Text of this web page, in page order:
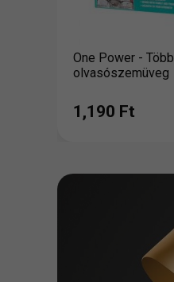
One Power -
olvasószemüveg
1,190 Ft